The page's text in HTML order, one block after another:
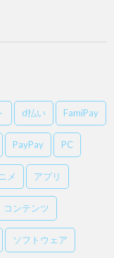
d払い FamiPay
PayPay PC
メ アプリ
コンテンツ
ソフトウェア